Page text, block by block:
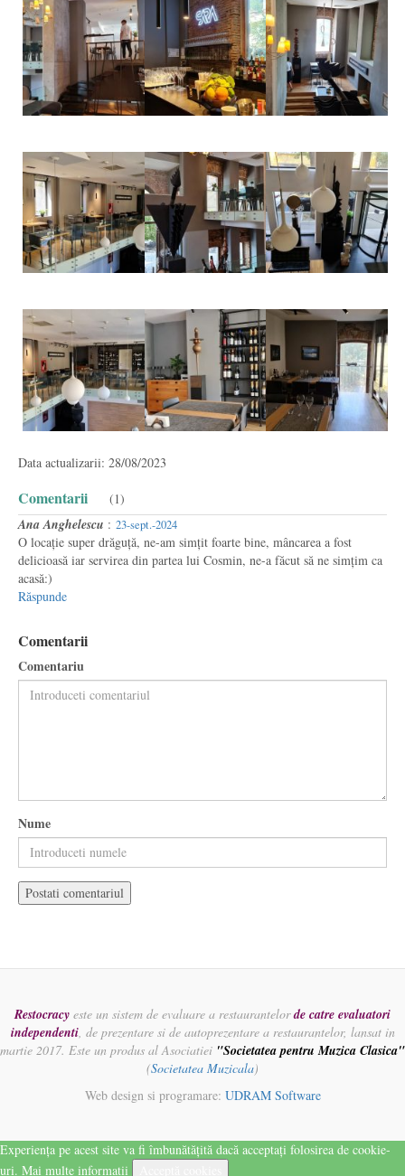
Data actualizarii: 28/08/2023
Comentarii (1)
Ana Anghelescu : 23-sept.-2024
O locație super drăguță, ne-am simțit foarte bine, mâncarea a fost
delicioasă iar servirea din partea lui Cosmin, ne-a făcut să ne simțim ca
acasă:)
Răspunde
Comentarii
Comentariu
Nume
Restocracy este un sistem de evaluare a restaurantelorde catre evaluatori
independenti, de prezentare si de autoprezentare a restaurantelor, lansat in
martie 2017. Este un produs al Asociatiei "Societatea pentru Muzica Clasica"
(Societatea Muzicala)
Web design si programare: UDRAM Software
Experiența pe acest site va fi îmbunătățită dacă acceptați folosirea de cookie-
uri. Mai multe informatii